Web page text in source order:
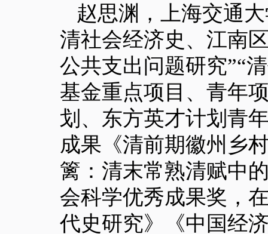
赵思渊，上海交通
清社会经济史、江南
公共支出问题研究”“
基金重点项目、青年
划、东方英才计划青
成果《清前期徽州乡
篱：清末常熟清赋中
会科学优秀成果奖，
代史研究》《中国经